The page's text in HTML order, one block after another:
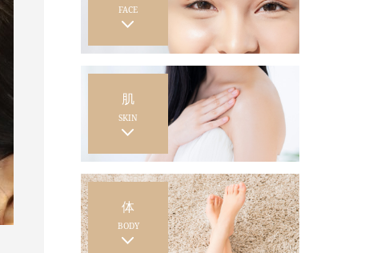
FACE
肌
SKIN
体
BODY